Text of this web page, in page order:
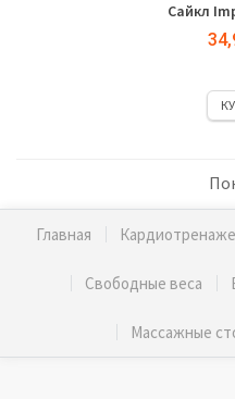
Сайкл
Главная
Свободные веса
Массажные